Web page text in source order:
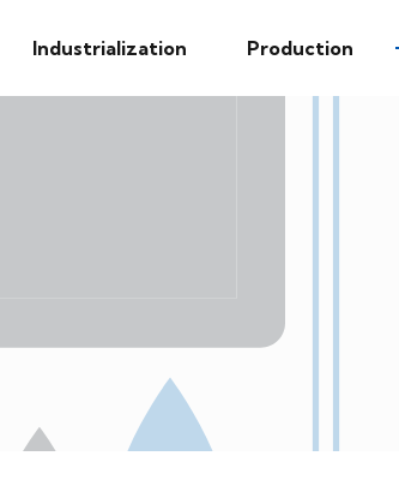
Industrialization Production